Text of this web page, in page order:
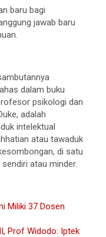
baru bagi
jawab baru
dalam buku
psikologi dan
adalah
intelektual
atau tawaduk
di satu
atau minder.
Miliki 37 Dosen
Prof Widodo: Iptek